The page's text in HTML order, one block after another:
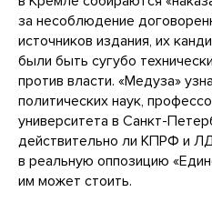
за несоблюдение
источников издания, их
были быть сугубо
против власти. «Медуза»
политических наук,
университета в Санкт-
действительно ли КПРФ и
в реальную оппозицию
им может стоить.